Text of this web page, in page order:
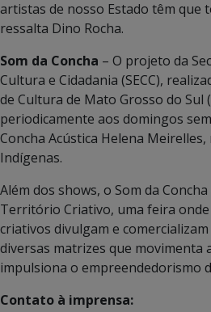
artistas de nosso Estado têm que
ressalta Dino Rocha.
Som da Concha – O projeto da
Cultura e Cidadania (SECC),
de Cultura de Mato Grosso do Sul
periodicamente aos domingos
Concha Acústica Helena
Indígenas.
Além dos shows, o Som da
Território Criativo, uma feira
criativos divulgam e
diversas matrizes que movimenta
impulsiona o empreendedorismo
Contato à imprensa: